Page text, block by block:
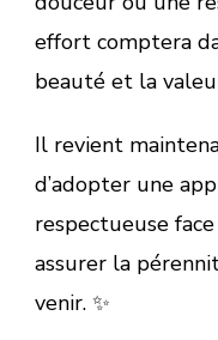
effort comptera
beauté et la
Il revient
d’adopter une
respectueuse
assurer la
venir. ✨